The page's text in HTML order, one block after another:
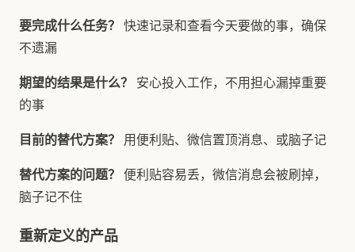
要完成什么任务？ 快速记录和查看今天要做的事，确保
不遗漏
期望的结果是什么？
安心投入工作，不用担心漏掉重要
的事
目前的替代方案？ 用便利贴、微信置顶消息、或脑子记
替代方案的问题？ 便利贴容易丢，微信消息会被刷掉，
脑子记不住
重新定义的产品